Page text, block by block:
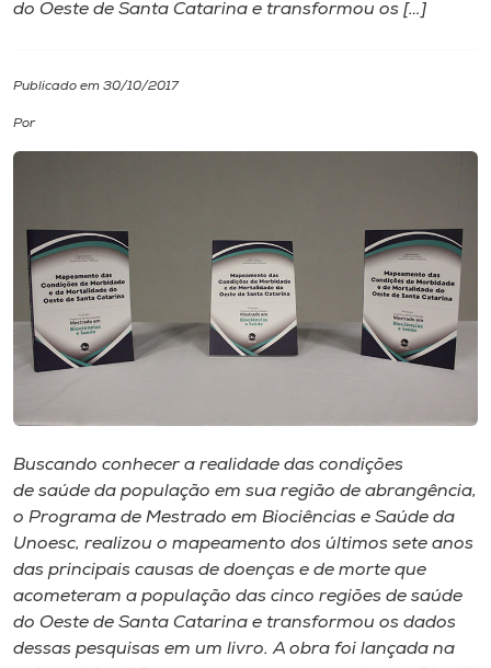
Editora
Rádio
Museu
Unoesc
Store
Selecione
o idioma
do Oeste de Santa Catarina e transformou os […]
Publicado em 30/10/2017
Por
Buscando conhecer a realidade das condições
de saúde da população em sua região de abrangência,
o Programa de Mestrado em Biociências e Saúde da
Unoesc, realizou o mapeamento dos últimos sete anos
das principais causas de doenças e de morte que
acometeram a população das cinco regiões de saúde
do Oeste de Santa Catarina e transformou os dados
dessas pesquisas em um livro. A obra foi lançada na